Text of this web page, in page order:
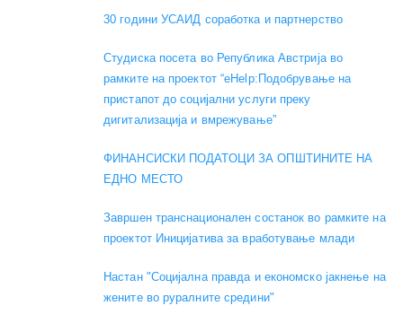
30 години УСАИД соработка и партнерство
Студиска посета во Република Австрија во
рамките на проектот “eHelp:Подобрување на
пристапот до социјални услуги преку
дигитализација и вмрежување”
ФИНАНСИСКИ ПОДАТОЦИ ЗА ОПШТИНИТЕ НА
ЕДНО МЕСТО
Завршен транснационален состанок во рамките на
проектот Иницијатива за вработување млади
Настан "Социјална правда и економско јакнење на
жените во руралните средини"